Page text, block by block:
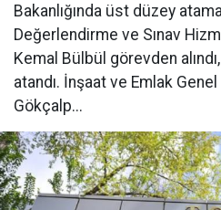
Bakanlığında üst düzey
Değerlendirme ve Sınav
Kemal Bülbül görevden
atandı. İnşaat ve Emlak
Gökçalp...